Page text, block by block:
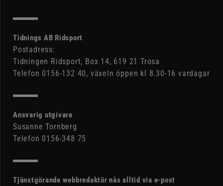
Tidnings AB Ridsport
Postadress:
Tidningen Ridsport, Box 14, 619 21 Trosa
Telefon 0156-132 40, växeln öppen kl 8.30-16 vardagar
Ansvarig utgivare
Susanne Tornberg
Telefon 0156-348 75
Tjänstgörande webbredaktör nås alltid via e-post